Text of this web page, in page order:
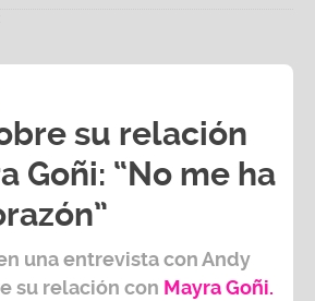
su relación
Goñi: “No me ha
una entrevista conAndy
su relación con Mayra Goñi.